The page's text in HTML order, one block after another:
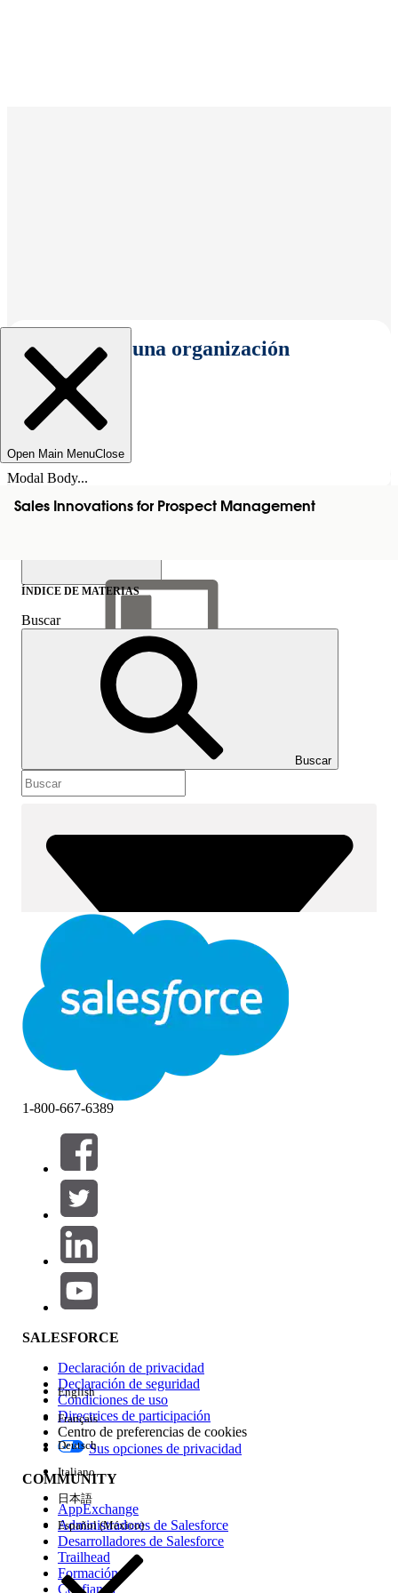
Seleccionar una organización
Open Main MenuClose
Modal Body...
Sales Innovations for Prospect Management
Mostrar índice de
materias
Índice de materias
ÍNDICE DE MATERIAS
Buscar
Buscar
Filtros (0)
SELECCIONAR FILTROS
Área de productos
Repercusión de función
Edición
Experiencia
1-800-667-6389
SALESFORCE
Declaración de privacidad
Declaración de seguridad
Condiciones de uso
Directrices de participación
Centro de preferencias de cookies
Sus opciones de privacidad
COMMUNITY
AppExchange
Administradores de Salesforce
Desarrolladores de Salesforce
Trailhead
Formación
Confianza
English
Français
Deutsch
Italiano
日本語
Español (México)